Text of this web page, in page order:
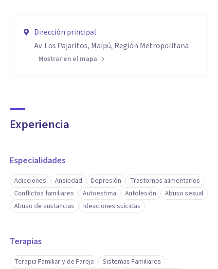
Dirección principal
Av. Los Pajaritos, Maipú, Región Metropolitana
Mostrar en el mapa
Experiencia
Especialidades
Adicciones Ansiedad Depresión
Trastornos alimentarios
Conflictos familiares
Autoestima Autolesión
Abuso sexual
Abuso de sustancias
Ideaciones suicidas
Terapias
Terapia Familiar y de Pareja
Sistemas Familiares